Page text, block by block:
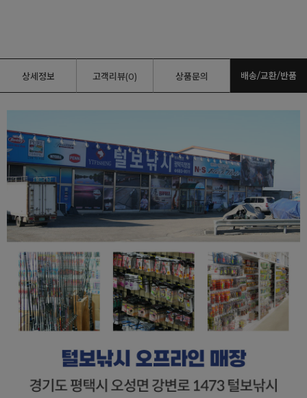
상세정보 고객리뷰(0) 상품문의 배송/교환/반품